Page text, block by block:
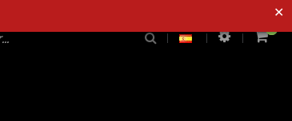
✕
0
0